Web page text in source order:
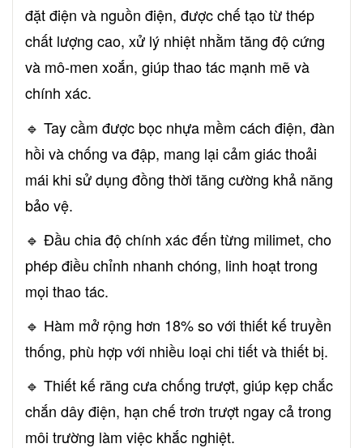
đặt điện và nguồn điện, được chế tạo từ thép
chất lượng cao, xử lý nhiệt nhằm tăng độ cứng
và mô-men xoắn, giúp thao tác mạnh mẽ và
chính xác.
🔹 Tay cầm được bọc nhựa mềm cách điện, đàn
hồi và chống va đập, mang lại cảm giác thoải
mái khi sử dụng đồng thời tăng cường khả năng
bảo vệ.
🔹 Đầu chia độ chính xác đến từng milimet, cho
phép điều chỉnh nhanh chóng, linh hoạt trong
mọi thao tác.
🔹 Hàm mở rộng hơn 18% so với thiết kế truyền
thống, phù hợp với nhiều loại chi tiết và thiết bị.
🔹 Thiết kế răng cưa chống trượt, giúp kẹp chắc
chắn dây điện, hạn chế trơn trượt ngay cả trong
môi trường làm việc khắc nghiệt.